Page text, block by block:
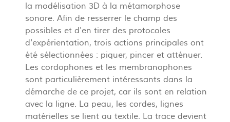
la modélisation 3D à la métamorphose
sonore. Afin de resserrer le champ des
possibles et d'en tirer des protocoles
d'expérientation, trois actions principales ont
été sélectionnées : piquer, pincer et atténuer.
Les cordophones et les membranophones
sont particulièrement intéressants dans la
démarche de ce projet, car ils sont en relation
avec la ligne. La peau, les cordes, lignes
matérielles se lient au textile. La trace devient